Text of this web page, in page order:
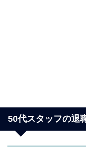
50代スタッフの退